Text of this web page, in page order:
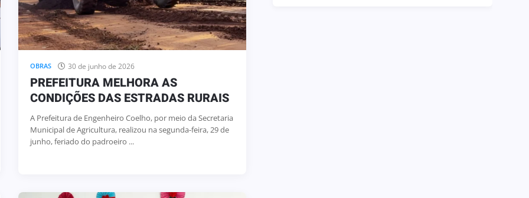
OBRAS 30 de junho de 2026
PREFEITURA MELHORA AS
CONDIÇÕES DAS ESTRADAS RURAIS
A Prefeitura de Engenheiro Coelho, por meio da Secretaria
Municipal de Agricultura, realizou na segunda-feira, 29 de
junho, feriado do padroeiro ...